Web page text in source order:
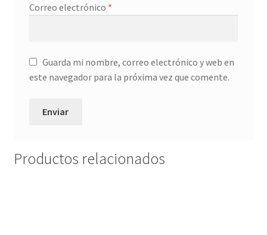
Correo electrónico *
Guarda mi nombre, correo electrónico y web en
este navegador para la próxima vez que comente.
Productos relacionados